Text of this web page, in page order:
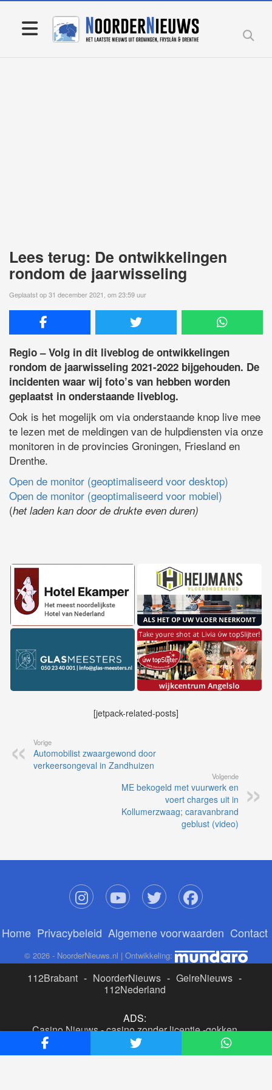
Lees terug: De ontwikkelingen
rondom de jaarwisseling
Geplaatst op 31 december 2021, om 23:59 uur
Regio – Volg in dit liveblog de ontwikkelingen
rondom de jaarwisseling 2021-2022 bijgehouden. De
incidenten waar wij foto’s van hebben worden
geplaatst in onderstaande liveblog.
Ook is het mogelijk om via onderstaande knop live mee
te lezen met de meldingen van de hulpdiensten via onze
monitoren in de provincies Groningen, Friesland en
Drenthe.
Open de monitor (geoptimaliseerd voor desktop)
Open de monitor (geoptimaliseerd voor mobiel)
(het laden kan door de drukte even duren)
[jetpack-related-posts]
Vorige
Automobilist zwaargewond door
verkeersongeval in Zandhuizen
Volgende
ME bekogeld met vuurwerk en
voert charges uit in
Kollumerzwaag; caravanbrand
geblust (video)
Home Privacybeleid Algemene voorwaarden Contact
© 2026 - NoorderNieuws.nl | Ontwikkeling:
112Brabant - NoorderNieuws - GelreNieuws -
112Nederland
ADS:
Casino Nieuws-casino zonder licentie-gokken
buitenlandse site
beste online casino nederland